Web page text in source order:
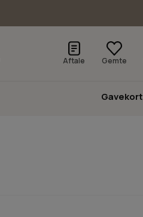
Aftale Gemte
Gavekort